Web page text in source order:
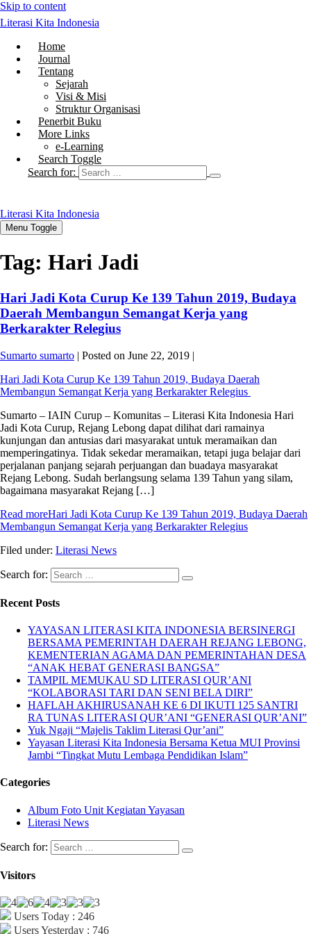
Skip to content
Literasi Kita Indonesia
Home
Journal
Tentang
Sejarah
Visi & Misi
Struktur Organisasi
Penerbit Buku
More Links
e-Learning
Search Toggle
Search for:
Literasi Kita Indonesia
Menu Toggle
Tag: Hari Jadi
Hari Jadi Kota Curup Ke 139 Tahun 2019, Budaya
Daerah Membangun Semangat Kerja yang
Berkarakter Relegius
Sumarto sumarto | Posted on June 22, 2019 |
Hari Jadi Kota Curup Ke 139 Tahun 2019, Budaya Daerah
Membangun Semangat Kerja yang Berkarakter Relegius
Sumarto – IAIN Curup – Komunitas – Literasi Kita Indonesia Hari
Jadi Kota Curup, Rejang Lebong dapat dilihat dari ramainya
kunjungan dan antusias dari masyarakat untuk meramaikan dan
memperingatinya. Tidak sekedar meramaikan, tetapi juga belajar dari
perjalanan panjang sejarah perjuangan dan buadaya masyarakat
Rejang Lebong. Sudah berlangsung selama 139 Tahun yang silam,
bagaimana masyarakat Rejang […]
Read moreHari Jadi Kota Curup Ke 139 Tahun 2019, Budaya Daerah
Membangun Semangat Kerja yang Berkarakter Relegius
Filed under: Literasi News
Search for:
Recent Posts
YAYASAN LITERASI KITA INDONESIA BERSINERGI
BERSAMA PEMERINTAH DAERAH REJANG LEBONG,
KEMENTERIAN AGAMA DAN PEMERINTAHAN DESA
“ANAK HEBAT GENERASI BANGSA”
TAMPIL MEMUKAU SD LITERASI QUR’ANI
“KOLABORASI TARI DAN SENI BELA DIRI”
HAFLAH AKHIRUSANAH KE 6 DI IKUTI 125 SANTRI
RA TUNAS LITERASI QUR’ANI “GENERASI QUR’ANI”
Yuk Ngaji “Majelis Taklim Literasi Qur’ani”
Yayasan Literasi Kita Indonesia Bersama Ketua MUI Provinsi
Jambi “Tingkat Mutu Lembaga Pendidikan Islam”
Categories
Album Foto Unit Kegiatan Yayasan
Literasi News
Search for:
Visitors
Users Today : 246
Users Yesterday : 746